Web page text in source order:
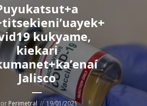
kukyame,
kiekari
Jalisco
Perimetral 19/01/2021